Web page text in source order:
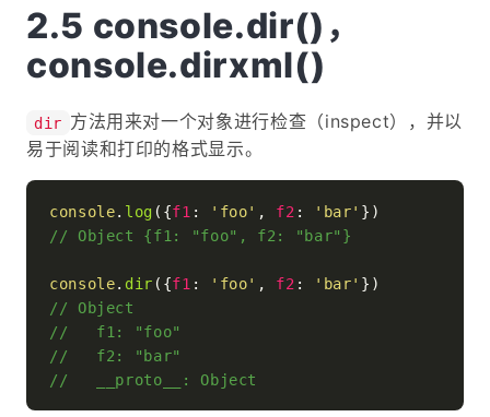
console.dir()，
console.dirxml()
dir 方法用来对一个对象进行检查（inspect），并以
易于阅读和打印的格式显示。
console. log ({f1 : 'foo' , f2 : 'bar'
// Object {f1: "foo", f2: "bar"}
console. dir ({f1 : 'foo' , f2 : 'bar'
// Object
//   f1: "foo"
//   f2: "bar"
//   __proto__: Object